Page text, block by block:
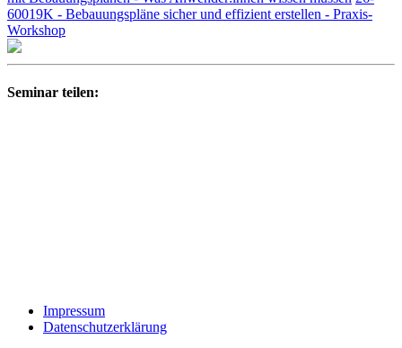
60019K - Bebauungspläne sicher und effizient erstellen - Praxis-
Workshop
Seminar teilen:
Impressum
Datenschutzerklärung